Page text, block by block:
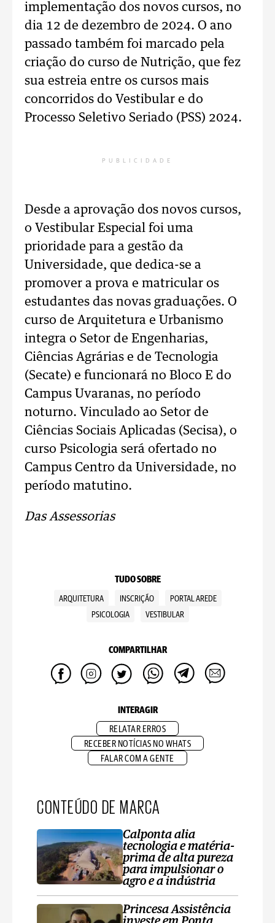
implementação dos novos cursos, no
dia 12 de dezembro de 2024. O ano
passado também foi marcado pela
criação do curso de Nutrição, que fez
sua estreia entre os cursos mais
concorridos do Vestibular e do
Processo Seletivo Seriado (PSS) 2024.
PUBLICIDADE
Desde a aprovação dos novos cursos,
o Vestibular Especial foi uma
prioridade para a gestão da
Universidade, que dedica-se a
promover a prova e matricular os
estudantes das novas graduações. O
curso de Arquitetura e Urbanismo
integra o Setor de Engenharias,
Ciências Agrárias e de Tecnologia
(Secate) e funcionará no Bloco E do
Campus Uvaranas, no período
noturno. Vinculado ao Setor de
Ciências Sociais Aplicadas (Secisa), o
curso Psicologia será ofertado no
Campus Centro da Universidade, no
período matutino.
Das Assessorias
TUDO SOBRE
ARQUITETURA INSCRIÇÃO
PORTAL AREDE
PSICOLOGIA
VESTIBULAR
COMPARTILHAR
INTERAGIR
RELATAR ERROS
RECEBER NOTÍCIAS NO WHATS
FALAR COM A GENTE
CONTEÚDO DE MARCA
Calponta alia
tecnologia e matéria-
prima de alta pureza
para impulsionar o
agro e a indústria
Princesa Assistência